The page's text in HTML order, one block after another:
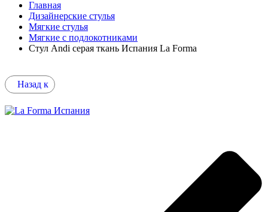
Главная
Дизайнерские стулья
Мягкие стулья
Мягкие с подлокотниками
Стул Andi серая ткань Испания La Forma
Назад к